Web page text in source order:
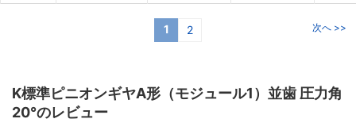
1 2 次へ >>
K標準ピニオンギヤA形（モジュール1）並歯 圧力角
20°のレビュー